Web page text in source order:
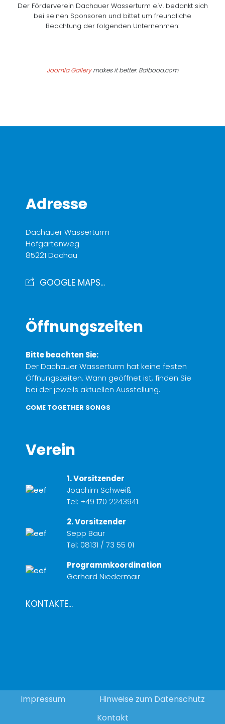
Der Förderverein Dachauer Wasserturm e.V. bedankt sich
bei seinen Sponsoren und bittet um freundliche
Beachtung der folgenden Unternehmen:
Joomla Gallerymakes it better. Balbooa.com
Adresse
Dachauer Wasserturm
Hofgartenweg
85221 Dachau
GOOGLE MAPS...
Öffnungszeiten
Bitte beachten Sie:
Der Dachauer Wasserturm hat keine festen
Öffnungszeiten. Wann geöffnet ist, finden Sie
bei der jeweils aktuellen Ausstellung.
COME TOGETHER SONGS
Verein
1. Vorsitzender
Joachim Schweiß
Tel: +49 170 2243941
2. Vorsitzender
Sepp Baur
Tel: 08131 / 73 55 01
Programmkoordination
Gerhard Niedermair
KONTAKTE...
Impressum
Hinweise zum Datenschutz
Kontakt